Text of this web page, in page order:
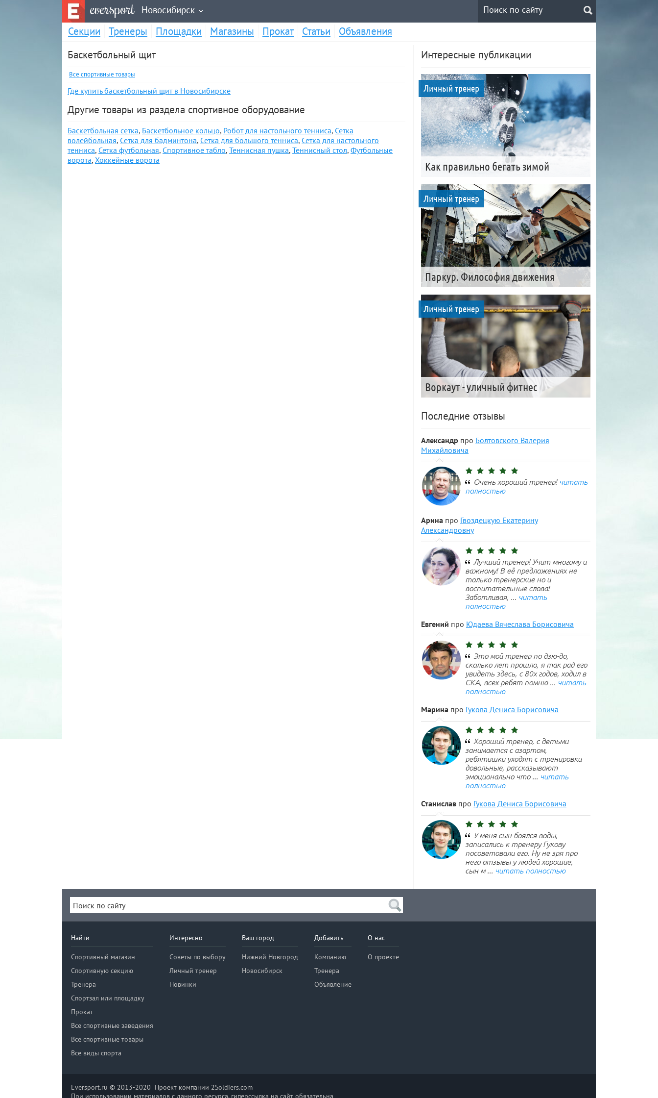
eversport Новосибирск
Секции Тренеры Площадки Магазины Прокат Статьи
Объявления
Баскетбольный щит
Все спортивные товары
Где купить баскетбольный щит в Новосибирске
Другие товары из раздела спортивное оборудование
Баскетбольная сетка, Баскетбольное кольцо, Робот для настольного тенниса, Сетка
волейбольная, Сетка для бадминтона, Сетка для большого тенниса, Сетка для настольного
тенниса, Сетка футбольная, Спортивное табло, Теннисная пушка, Теннисный стол, Футбольные
ворота, Хоккейные ворота
Интересные публикации
Личный тренер
Как правильно бегать зимой
Личный тренер
Паркур. Философия движения
Личный тренер
Воркаут - уличный фитнес
Последние отзывы
Александр про Болтовского Валерия
Михайловича
Очень хороший тренер! читать
полностью
Арина про Гвоздецкую Екатерину
Александровну
Лучший тренер! Учит многому и
важному! В её предложениях не
только тренерские но и
воспитательные слова!
Заботливая, ... читать
полностью
Евгений про Юдаева Вячеслава Борисовича
Это мой тренер по дзю-до,
сколько лет прошло, я так рад его
увидеть здесь, с 80х годов, ходил в
СКА, всех ребят помню ... читать
полностью
Марина про Гукова Дениса Борисовича
Хороший тренер, с детьми
занимается с азартом,
ребятишки уходят с тренировки
довольные, рассказывают
эмоционально что ... читать
полностью
Станислав про Гукова Дениса Борисовича
У меня сын боялся воды,
записались к тренеру Гукову
посоветовали его. Ну не зря про
него отзывы у людей хорошие,
сын м ... читать полностью
Найти
Спортивный магазин
Спортивную секцию
Тренера
Спортзал или площадку
Прокат
Все спортивные заведения
Все спортивные товары
Все виды спорта
Интересно
Советы по выбору
Личный тренер
Новинки
Ваш город
Нижний Новгород
Новосибирск
Добавить
Компанию
Тренера
Объявление
О нас
О проекте
Eversport.ru © 2013-2020 Проект компании 2Soldiers.com
При использовании материалов с данного ресурса, гиперссылка на сайт обязательна